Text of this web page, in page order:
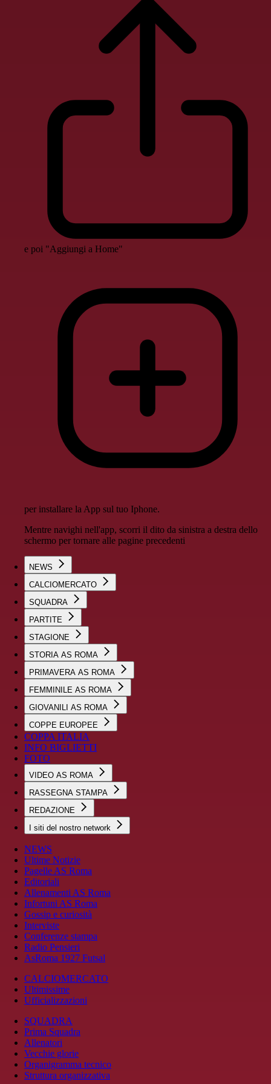
e poi "Aggiungi a Home"
per installare la App sul tuo Iphone.
Mentre navighi nell'app, scorri il dito da sinistra a destra dello
schermo per tornare alle pagine precedenti
NEWS
CALCIOMERCATO
SQUADRA
PARTITE
STAGIONE
STORIA AS ROMA
PRIMAVERA AS ROMA
FEMMINILE AS ROMA
GIOVANILI AS ROMA
COPPE EUROPEE
COPPA ITALIA
INFO BIGLIETTI
FOTO
VIDEO AS ROMA
RASSEGNA STAMPA
REDAZIONE
I siti del nostro network
NEWS
Ultime Notizie
Pagelle AS Roma
Editoriali
Allenamenti AS Roma
Infortuni AS Roma
Gossip e curiosità
Interviste
Conferenze stampa
Radio Pensieri
AsRoma 1927 Futsal
CALCIOMERCATO
Ultimissime
Ufficializzazioni
SQUADRA
Prima Squadra
Allenatori
Vecchie glorie
Organigramma tecnico
Struttura organizzativa